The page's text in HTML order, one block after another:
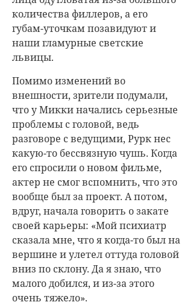
количества филлеров, а его
губам-уточкам позавидуют и
наши гламурные светские
львицы.
Помимо изменений во
внешности, зрители подумали,
что у Микки начались серьезные
проблемы с головой, ведь
разговоре с ведущими, Рурк нес
какую-то бессвязную чушь. Когда
его спросили о новом фильме,
актер не смог вспомнить, что это
вообще был за проект. А потом,
вдруг, начала говорить о закате
своей карьеры: «Мой психиатр
сказала мне, что я когда-то был на
вершине и улетел оттуда головой
вниз по склону. Да я знаю, что
малого добился, и из-за этого
очень тяжело».